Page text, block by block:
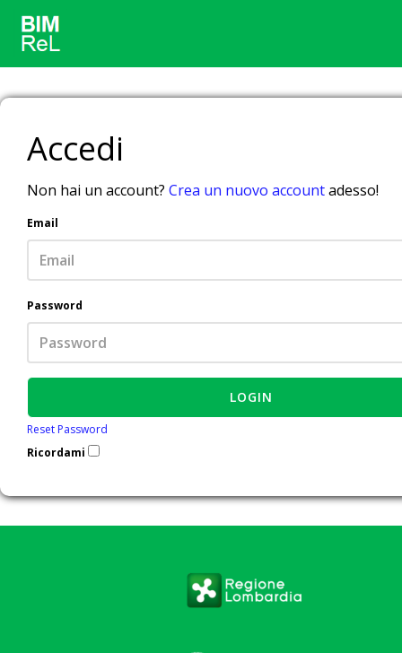
Accedi
Non hai un account? Crea un nuovo accountadesso!
Email
Password
Reset Password
Ricordami